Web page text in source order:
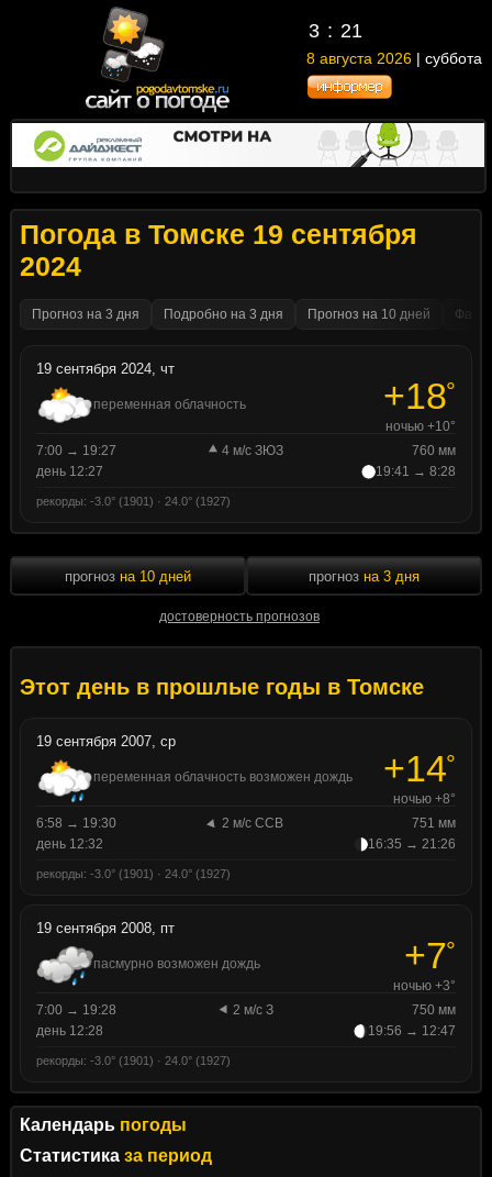
3 21
8 августа 2026 | суббота
Погода в Томске 19 сентября
2024
Прогноз на 3 дня Подробно на 3 дня Прогноз на 10 дней
19 сентября 2024, чт
переменная облачность +18°
ночью +10°
7:00 → 19:27
4 м/с ЗЮЗ
760 мм
день 12:27
19:41 → 8:28
рекорды: -3.0° (1901) · 24.0° (1927)
прогноз на 10 дней
достоверность прогнозов
прогноз на 3 дня
Этот день в прошлые годы в Томске
19 сентября 2007, ср
переменная облачность возможен дождь +14°
ночью +8°
6:58 → 19:30
2 м/с ССВ
751 мм
день 12:32
16:35 → 21:26
рекорды: -3.0° (1901) · 24.0° (1927)
19 сентября 2008, пт
пасмурно возможен дождь +7°
ночью +3°
7:00 → 19:28
2 м/с З
750 мм
день 12:28
19:56 → 12:47
рекорды: -3.0° (1901) · 24.0° (1927)
Календарь погоды
Статистика за период